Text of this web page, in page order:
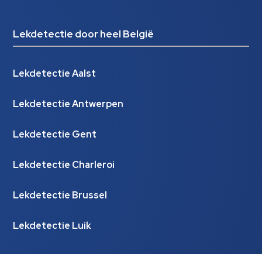
Lekdetectie door heel België
Lekdetectie Aalst
Lekdetectie Antwerpen
Lekdetectie Gent
Lekdetectie Charleroi
Lekdetectie Brussel
Lekdetectie Luik